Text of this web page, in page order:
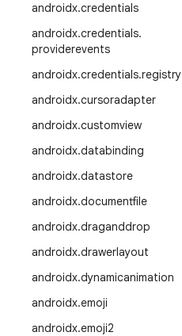
androidx.credentials
androidx.credentials.
providerevents
androidx.credentials.registry
androidx.cursoradapter
androidx.customview
androidx.databinding
androidx.datastore
androidx.documentfile
androidx.draganddrop
androidx.drawerlayout
androidx.dynamicanimation
androidx.emoji
androidx.emoji2